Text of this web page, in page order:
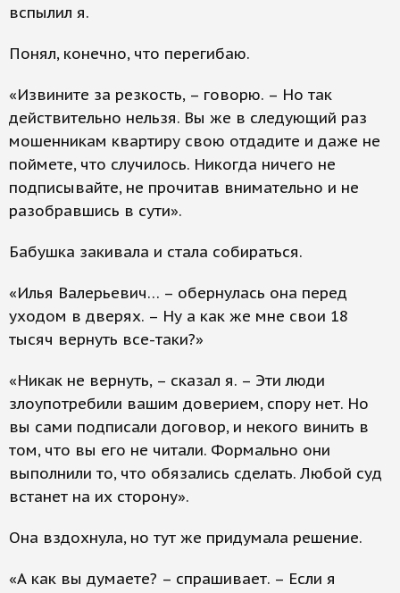
вспылил я.
Понял, конечно, что перегибаю.
«Извините за резкость, – говорю. – Но так
действительно нельзя. Вы же в следующий раз
мошенникам квартиру свою отдадите и даже не
поймете, что случилось. Никогда ничего не
подписывайте, не прочитав внимательно и не
разобравшись в сути».
Бабушка закивала и стала собираться.
«Илья Валерьевич… – обернулась она перед
уходом в дверях. – Ну а как же мне свои 18
тысяч вернуть все-таки?»
«Никак не вернуть, – сказал я. – Эти люди
злоупотребили вашим доверием, спору нет. Но
вы сами подписали договор, и некого винить в
том, что вы его не читали. Формально они
выполнили то, что обязались сделать. Любой суд
встанет на их сторону».
Она вздохнула, но тут же придумала решение.
«А как вы думаете? – спрашивает. – Если я